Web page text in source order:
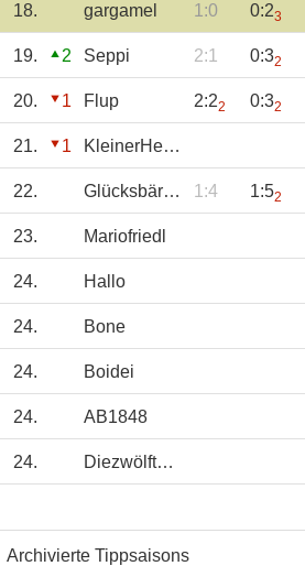
18. gargamel 1:0 0:23
19. 2 Seppi 2:1 0:32
20. 1 Flup 2:22 0:32
21. 1 KleinerHecht
22. Glücksbärchen 1:4 1:52
23. Mariofriedl
24. Hallo
24. Bone
24. Boidei
24. AB1848
24. DiezwölfteFrau
Archivierte Tippsaisons